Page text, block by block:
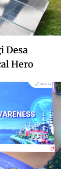
Desa
Hero